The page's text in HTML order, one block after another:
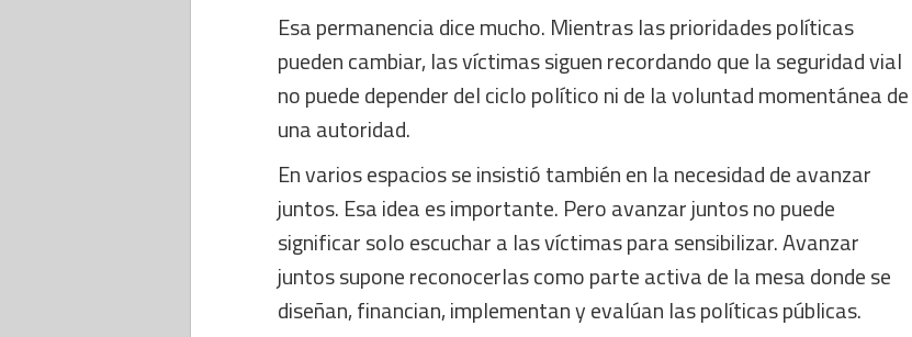
Esa permanencia dice mucho. Mientras las prioridades políticas
pueden cambiar, las víctimas siguen recordando que la seguridad vial
no puede depender del ciclo político ni de la voluntad momentánea de
una autoridad.
En varios espacios se insistió también en la necesidad de avanzar
juntos. Esa idea es importante. Pero avanzar juntos no puede
significar solo escuchar a las víctimas para sensibilizar. Avanzar
juntos supone reconocerlas como parte activa de la mesa donde se
diseñan, financian, implementan y evalúan las políticas públicas.